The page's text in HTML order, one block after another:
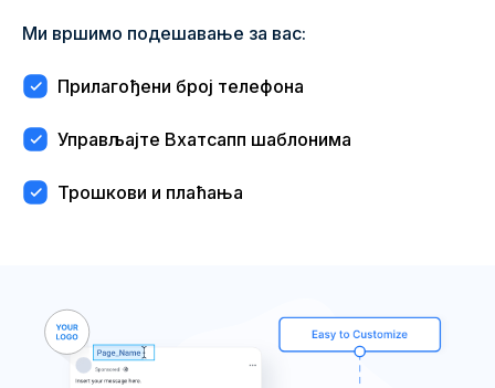
Ми вршимо подешавање за вас:
Прилагођени број телефона
Управљајте Вхатсапп шаблонима
Трошкови и плаћања